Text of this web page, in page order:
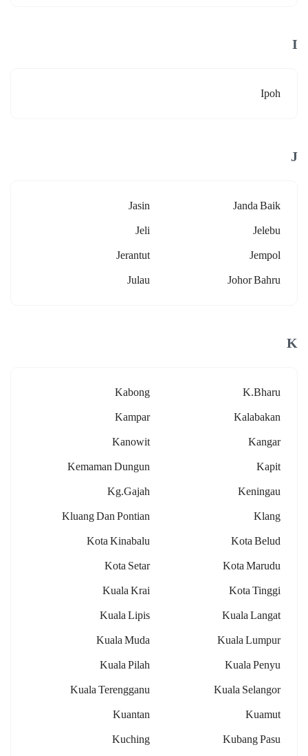
I
Ipoh
J
Janda Baik
Jasin
Jelebu
Jeli
Jempol
Jerantut
Johor Bahru
Julau
K
K.bharu
Kabong
Kalabakan
Kampar
Kangar
Kanowit
Kapit
Kemaman Dungun
Keningau
Kg.gajah
Klang
Kluang Dan Pontian
Kota Belud
Kota Kinabalu
Kota Marudu
Kota Setar
Kota Tinggi
Kuala Krai
Kuala Langat
Kuala Lipis
Kuala Lumpur
Kuala Muda
Kuala Penyu
Kuala Pilah
Kuala Selangor
Kuala Terengganu
Kuamut
Kuantan
Kubang Pasu
Kuching